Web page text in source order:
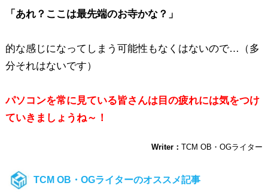
「あれ？ここは最先端のお寺かな？」
的な感じになってしまう可能性もなくはないので…（多
分それはないです）
パソコンを常に見ている皆さんは目の疲れには気をつけ
ていきましょうね～！
Writer：TCM OB・OGライター
TCM OB・OGライターのオススメ記事